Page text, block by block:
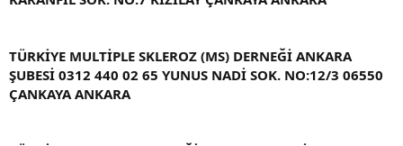
TÜRKİYE MULTİPLE SKLEROZ (MS) DERNEĞİ ANKARA
ŞUBESİ 0312 440 02 65 YUNUS NADİ SOK. NO:12/3 06550
ÇANKAYA ANKARA